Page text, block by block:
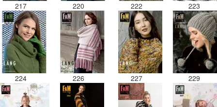
217 220 222 223
224 226 227 229